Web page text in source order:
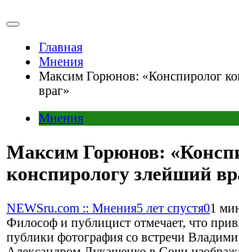
Главная
Мнения
Максим Горюнов: «Конспиролог
враг»
Мнения
Максим Горюнов:
конспирологу злейший
NEWSru.com :: Мнения5 лет спустя01
Философ и публицист отмечает, что
публики фотография со встречи